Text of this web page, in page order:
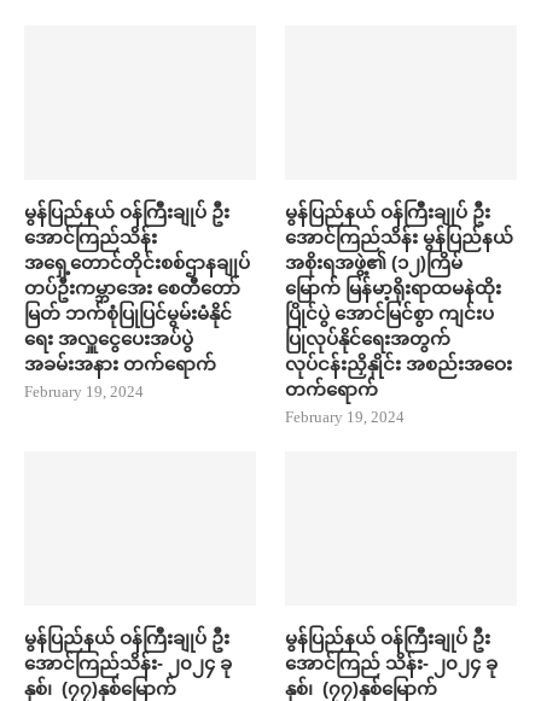
မွန်ပြည်နယ် ဝန်ကြီးချုပ် ဦး​
အောင်ကြည်သိန်း
အရှေ့တောင်တိုင်းစစ်ဌာနချုပ်
တပ်ဦးကမ္ဘာ​အေး စေတီ​တော်
မြတ် ဘက်စုံပြုပြင်မွမ်းမံနိုင်​
ရေး အလှူ​ငွေ​ပေးအပ်ပွဲ
အခမ်းအနား တက်​ရောက်
February 19, 2024
မွန်ပြည်နယ် ဝန်ကြီးချုပ် ဦး​
အောင်ကြည်သိန်း မွန်ပြည်နယ်
အစိုးရအဖွဲ့၏ (၁၂)ကြိမ်
မြောက် မြန်မာ့ရိုးရာထမနဲထိုး
ပြိုင်ပွဲ အောင်မြင်စွာ ကျင်းပ
ပြုလုပ်နိုင်ရေးအတွက်
လုပ်ငန်းညှိနှိုင်း အစည်းအဝေး
တက်​ရောက်
February 19, 2024
မွန်ပြည်နယ် ဝန်ကြီးချုပ် ဦး
အောင်ကြည်သိန်း- ၂၀၂၄ ခု
နှစ်၊ (၇၇)နှစ်မြောက်
မွန်ပြည်နယ် ဝန်ကြီးချုပ် ဦး
အောင်ကြည် သိန်း- ၂၀၂၄ ခု
နှစ်၊ (၇၇)နှစ်မြောက်